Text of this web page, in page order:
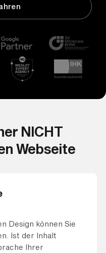
NICHT
Webseite
Design können Sie
Ist der Inhalt
Ihrer